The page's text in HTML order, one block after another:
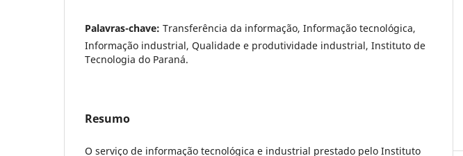
Palavras-chave: Transferência da informação, Informação tecnológica,
Informação industrial, Qualidade e produtividade industrial, Instituto de
Tecnologia do Paraná.
Resumo
O serviço de informação tecnológica e industrial prestado pelo Instituto